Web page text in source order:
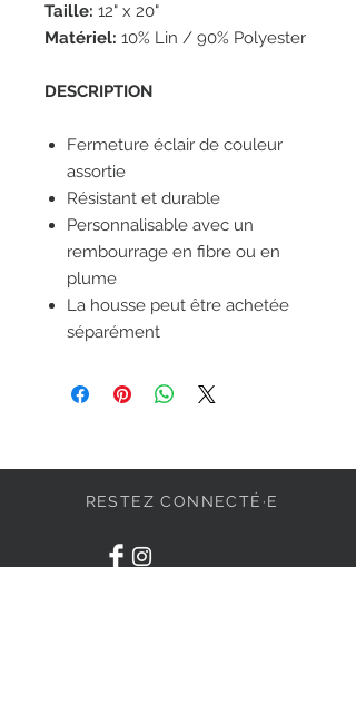
Taille: 12" x 20"
Matériel: 10% Lin / 90% Polyester
DESCRIPTION
Fermeture éclair de couleur
assortie
Résistant et durable
Personnalisable avec un
rembourrage en fibre ou en
plume
La housse peut être achetée
séparément
RESTEZ CONNECTÉ·E